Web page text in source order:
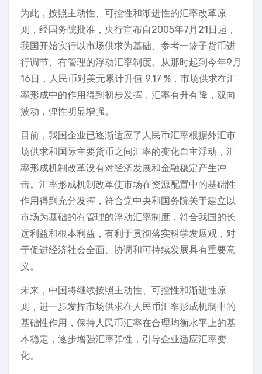
为此，按照主动性、可控性和渐进性的汇率改革原
则，经国务院批准，央行宣布自2005年7月21日起，
我国开始实行以市场供求为基础、参考一篮子货币进
行调节、有管理的浮动汇率制度。从那时起到今年9月
16日，人民币对美元累计升值 9.17 %，市场供求在汇
率形成中的作用得到初步发挥，汇率有升有降，双向
波动，弹性明显增强。
目前，我国企业已逐渐适应了人民币汇率根据外汇市
场供求和国际主要货币之间汇率的变化自主浮动，汇
率形成机制改革没有对经济发展和金融稳定产生冲
击。汇率形成机制改革使市场在资源配置中的基础性
作用得到充分发挥，符合党中央和国务院关于建立以
市场为基础的有管理的浮动汇率制度，符合我国的长
远利益和根本利益，有利于贯彻落实科学发展观，对
于促进经济社会全面、协调和可持续发展具有重要意
义。
未来，中国将继续按照主动性、可控性和渐进性原
则，进一步发挥市场供求在人民币汇率形成机制中的
基础性作用，保持人民币汇率在合理均衡水平上的基
本稳定，逐步增强汇率弹性，引导企业适应汇率变
化。